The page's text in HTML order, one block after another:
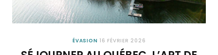
ÉVASION 16 FÉVRIER 2026